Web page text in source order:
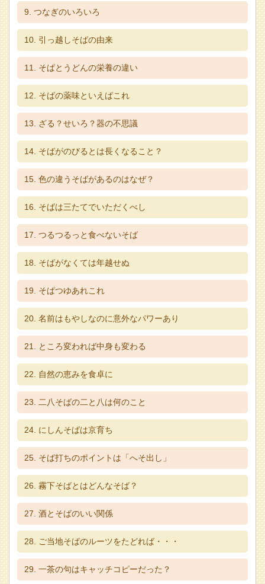
つなぎのいろいろ
引っ越しそばの由来
そばとうどんの栄養の違い
そばの薬味といえばこれ
ざる？せいろ？器の不思議
そばがのびるとは長くなること？
色の違うそばがあるのはなぜ？
そばは三たてでいただくべし
つるつるっと食べないそば
そばがなくては年越せぬ
そばつゆあれこれ
名前はもやしなのに意外なパワーあり
ところ変われば中身も変わる
自然の恵みを食卓に
二八そばの二と八は何のこと
にしんそばは京育ち
そば打ちのポイントは「へそ出し」
霧下そばとはどんなそば？
酒とそばのいい関係
ご当地そばのルーツをたどれば・・・
一茶の句はキャッチコピーだった？